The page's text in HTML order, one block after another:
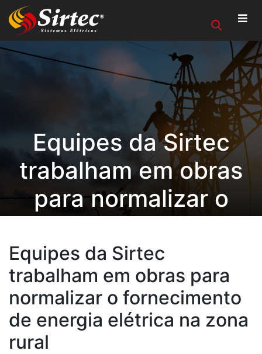
Equipes da Sirtec
trabalham em obras
para normalizar o
energia elétrica na
zona rural
Equipes da Sirtec
trabalham em obras para
normalizar o fornecimento
de energia elétrica na zona
rural